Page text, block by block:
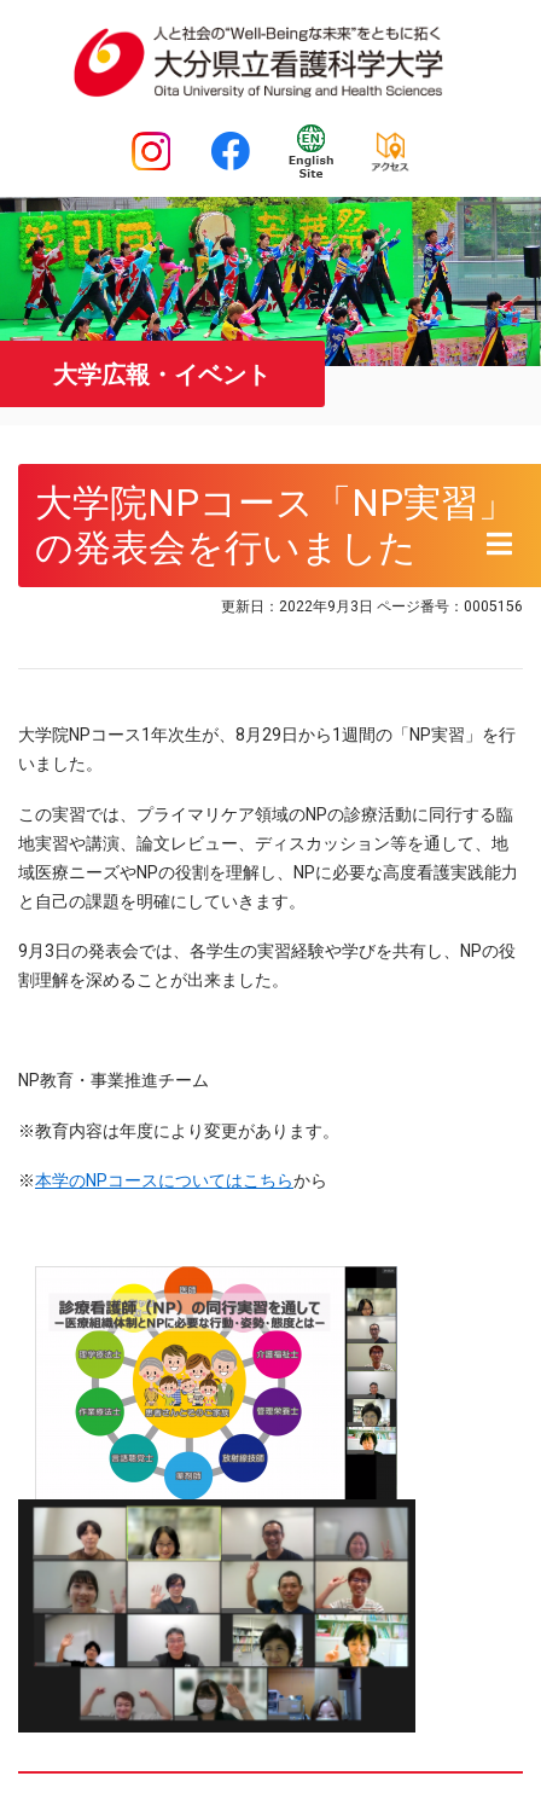
大学広報・イベント
大学院NPコース「NP実習」
の発表会を行いました
更新日：2022年9月3日 ページ番号：0005156
大学院NPコース1年次生が、8月29日から1週間の「NP実習」を行
いました。
この実習では、プライマリケア領域のNPの診療活動に同行する臨
地実習や講演、論文レビュー、ディスカッション等を通して、地
域医療ニーズやNPの役割を理解し、NPに必要な高度看護実践能力
と自己の課題を明確にしていきます。
9月3日の発表会では、各学生の実習経験や学びを共有し、NPの役
割理解を深めることが出来ました。
NP教育・事業推進チーム​
※教育内容は年度により変更があります。​
※本学のNPコースについてはこちらから